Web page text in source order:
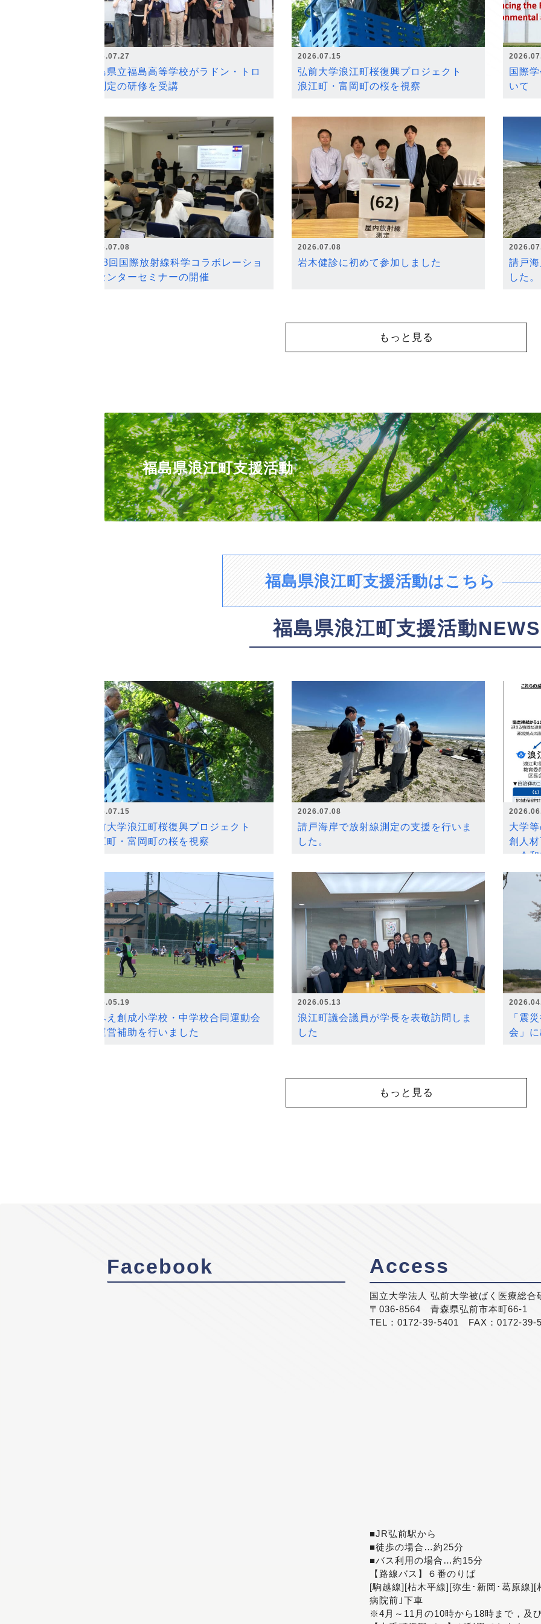
2026.07.27
福島県立福島高等学校がラドン・トロ
ン測定の研修を受講
2026.07.15
弘前大学浪江町桜復興プロジェクト
浪江町・富岡町の桜を視察
国際
いて
2026.07.08
第18回国際放射線科学コラボレーショ
ンセンターセミナーの開催
2026.07.08
岩木健診に初めて参加しました
請戸
した。
もっと見る
福島県浪江町支援活動
福島県浪江町支援活動はこちら
福島県浪江町支援活動NEWS
2026.07.15
弘前大学浪江町桜復興プロジェクト
浪江町・富岡町の桜を視察
2026.07.08
請戸海岸で放射線測定の支援を行いま
した。
大学
創人
～令
2026.05.19
なみえ創成小学校・中学校合同運動会
の運営補助を行いました
2026.05.13
浪江町議会議員が学長を表敬訪問しま
した
「震
会」
もっと見る
Facebook Access
国立大学法人 弘前大学被ばく医療総合
〒036-8564 青森県弘前市本町66-1
TEL：0172-39-5401 FAX：0172-39-
■JR弘前駅から
■徒歩の場合…約25分
■バス利用の場合…約15分
【路線バス】６番のりば
[駒越線][枯木平線][弥生･新岡･葛原線
病院前｣下車
※4月～11月の10時から18時まで，及